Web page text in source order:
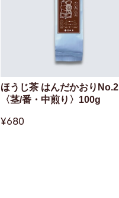
ほうじ茶 はんだかおりNo.2
〈茎/番・中煎り〉100g
¥680